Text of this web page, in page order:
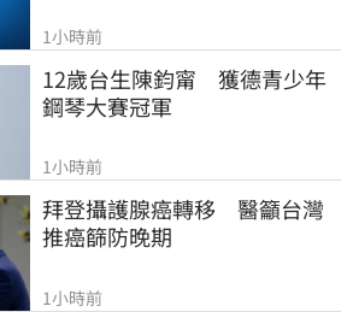
1小時前
12歲台生陳鈞甯　獲德青少年
鋼琴大賽冠軍
1小時前
拜登攝護腺癌轉移　醫籲台灣
推癌篩防晚期
1小時前